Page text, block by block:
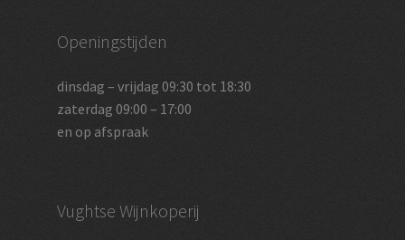
Openingstijden
dinsdag – vrijdag 09:30 tot 18:30
zaterdag 09:00 – 17:00
en op afspraak
Vughtse Wijnkoperij